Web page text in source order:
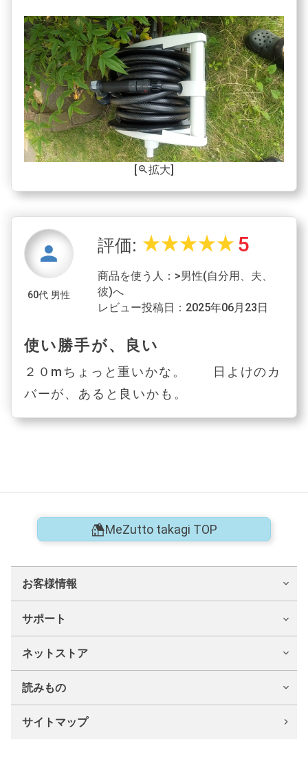
zoom_in拡大]
person
60代 男性
評価: star_ratestar_ratestar_ratestar_ratestar_rate 5
商品を使う人：>男性(自分用、夫、
彼)へ
レビュー投稿日：2025年06月23日
使い勝手が、良い
２０mちょっと重いかな。 日よけのカ
バーが、あると良いかも。
MeZutto takagi TOP
お客様情報
サポート
ネットストア
読みもの
サイトマップ